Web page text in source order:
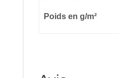
Poids en g/m²